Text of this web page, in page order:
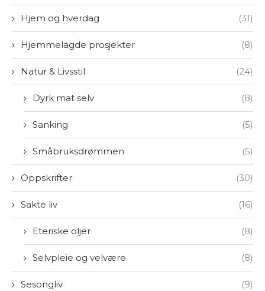
Hjem og hverdag (31)
Hjemmelagde prosjekter (8)
Natur & Livsstil (24)
Dyrk mat selv (8)
Sanking (5)
Småbruksdrømmen (5)
Oppskrifter (30)
Sakte liv (16)
Eteriske oljer (8)
Selvpleie og velvære (8)
Sesongliv (9)